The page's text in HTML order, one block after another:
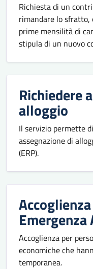
Richiesta di un
rimandare lo sfratto,
prime mensilità di
stipula di un nuovo
Richiedere
alloggio
Il servizio permette
assegnazione di
(ERP).
Accoglienza per
economiche che
temporanea.